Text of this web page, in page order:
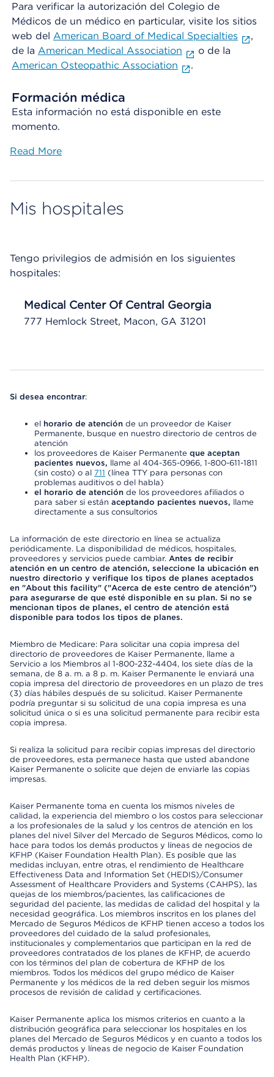
Para verificar la autorización del Colegio de
Médicos de un médico en particular, visite los sitios
web del American Board of Medical Specialties
,
de la American Medical Association
o de la
American Osteopathic Association
.
Formación médica
Esta información no está disponible en este
momento.
Read More
Mis hospitales
Tengo privilegios de admisión en los siguientes
hospitales:
Medical Center Of Central Georgia
777 Hemlock Street, Macon, GA 31201
Si desea encontrar:
el horario de atención de un proveedor de Kaiser
Permanente, busque en nuestro directorio de centros de
atención
los proveedores de Kaiser Permanente que aceptan
pacientes nuevos, llame al 404-365-0966, 1-800-611-1811
(sin costo) o al 711 (línea TTY para personas con
problemas auditivos o del habla)
el horario de atención de los proveedores afiliados o
para saber si están aceptando pacientes nuevos, llame
directamente a sus consultorios
La información de este directorio en línea se actualiza
periódicamente. La disponibilidad de médicos, hospitales,
proveedores y servicios puede cambiar. Antes de recibir
atención en un centro de atención, seleccione la ubicación en
nuestro directorio y verifique los tipos de planes aceptados
en "About this facility" ("Acerca de este centro de atención")
para asegurarse de que esté disponible en su plan. Si no se
mencionan tipos de planes, el centro de atención está
disponible para todos los tipos de planes.
Miembro de Medicare: Para solicitar una copia impresa del
directorio de proveedores de Kaiser Permanente, llame a
Servicio a los Miembros al 1-800-232-4404, los siete días de la
semana, de 8 a. m. a 8 p. m. Kaiser Permanente le enviará una
copia impresa del directorio de proveedores en un plazo de tres
(3) días hábiles después de su solicitud. Kaiser Permanente
podría preguntar si su solicitud de una copia impresa es una
solicitud única o si es una solicitud permanente para recibir esta
copia impresa.
Si realiza la solicitud para recibir copias impresas del directorio
de proveedores, esta permanece hasta que usted abandone
Kaiser Permanente o solicite que dejen de enviarle las copias
impresas.
Kaiser Permanente toma en cuenta los mismos niveles de
calidad, la experiencia del miembro o los costos para seleccionar
a los profesionales de la salud y los centros de atención en los
planes del nivel Silver del Mercado de Seguros Médicos, como lo
hace para todos los demás productos y líneas de negocios de
KFHP (Kaiser Foundation Health Plan). Es posible que las
medidas incluyan, entre otras, el rendimiento de Healthcare
Effectiveness Data and Information Set (HEDIS)/Consumer
Assessment of Healthcare Providers and Systems (CAHPS), las
quejas de los miembros/pacientes, las calificaciones de
seguridad del paciente, las medidas de calidad del hospital y la
necesidad geográfica. Los miembros inscritos en los planes del
Mercado de Seguros Médicos de KFHP tienen acceso a todos los
proveedores del cuidado de la salud profesionales,
institucionales y complementarios que participan en la red de
proveedores contratados de los planes de KFHP, de acuerdo
con los términos del plan de cobertura de KFHP de los
miembros. Todos los médicos del grupo médico de Kaiser
Permanente y los médicos de la red deben seguir los mismos
procesos de revisión de calidad y certificaciones.
Kaiser Permanente aplica los mismos criterios en cuanto a la
distribución geográfica para seleccionar los hospitales en los
planes del Mercado de Seguros Médicos y en cuanto a todos los
demás productos y líneas de negocio de Kaiser Foundation
Health Plan (KFHP).